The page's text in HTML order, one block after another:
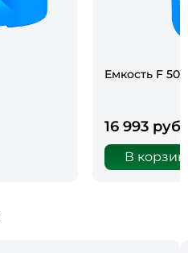
Емкость F
16 993 руб.
В